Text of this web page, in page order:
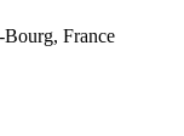
France